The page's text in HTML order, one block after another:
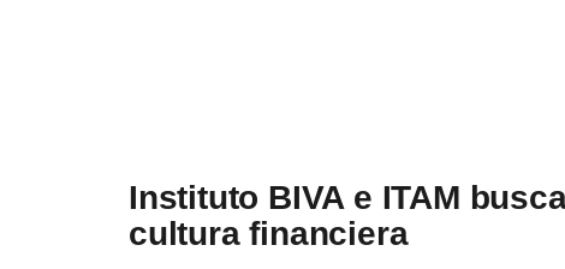
Instituto BIVA e ITAM
cultura financiera